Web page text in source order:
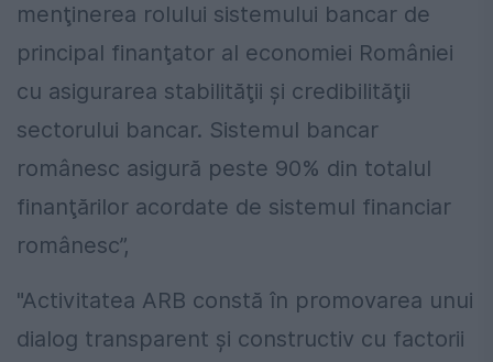
menţinerea rolului sistemului bancar de
principal finanţator al economiei României
cu asigurarea stabilităţii şi credibilităţii
sectorului bancar. Sistemul bancar
românesc asigură peste 90% din totalul
finanţărilor acordate de sistemul financiar
românesc”,
"Activitatea ARB constă în promovarea unui
dialog transparent şi constructiv cu factorii